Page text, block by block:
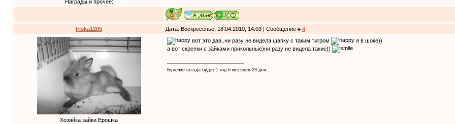
Награды и прочее:
Iriska1205 Дата: Воскресенье, 18.04.2010, 14:03 | Сообщение # 4
Хозяйка зайки Ерошка
вот это даа..ни разу не видела шапку с таким тигром
я в шоке))
а вот скрепки с зайками прикольные)ни разу не видела такие))
Бунечке всегда будет 1 год 6 месяцев 23 дня...